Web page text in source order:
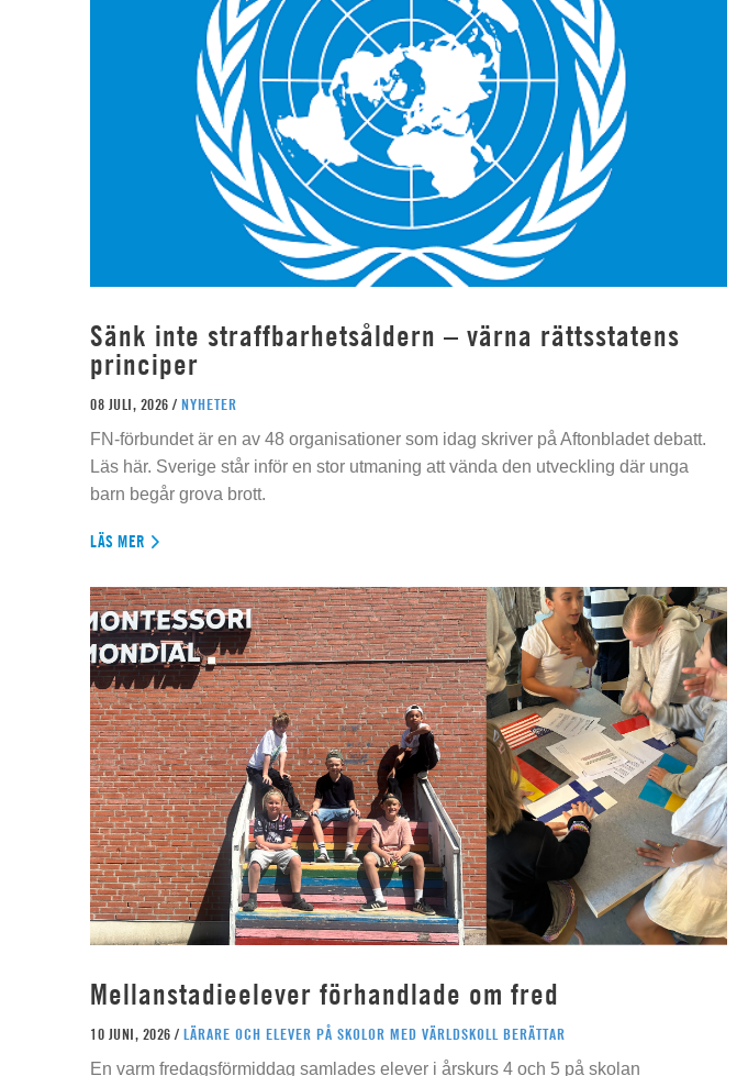
Sänk inte straffbarhetsåldern – värna rättsstatens
principer
08 JULI, 2026 / NYHETER
FN-förbundet är en av 48 organisationer som idag skriver på Aftonbladet debatt.
Läs här. Sverige står inför en stor utmaning att vända den utveckling där unga
barn begår grova brott.
LÄS MER
Mellanstadieelever förhandlade om fred
10 JUNI, 2026 / LÄRARE OCH ELEVER PÅ SKOLOR MED VÄRLDSKOLL BERÄTTAR
En varm fredagsförmiddag samlades elever i årskurs 4 och 5 på skolan